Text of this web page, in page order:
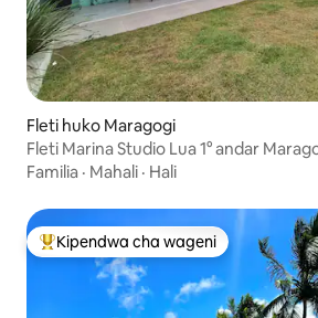
Fleti huko Maragogi
Fleti Marina Studio Lua 1° andar
Familia · Mahali · Hali
Kipendwa maarufu cha wageni
Kipendwa cha wageni